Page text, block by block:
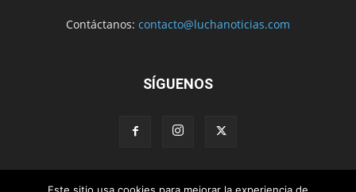
Contáctanos: contacto@luchanoticias.com
SÍGUENOS